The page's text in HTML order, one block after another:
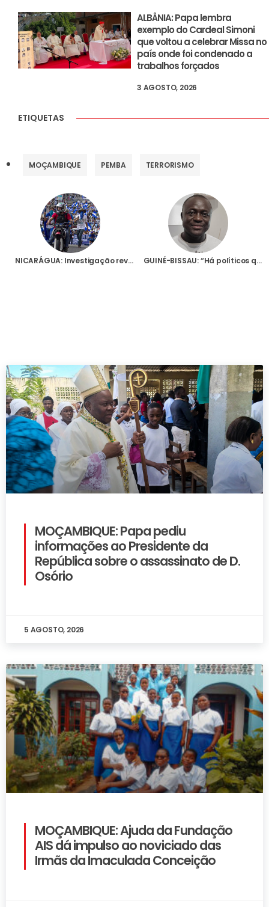
ALBÂNIA: Papa lembra
exemplo do Cardeal Simoni
que voltou a celebrar Missa no
país onde foi condenado a
trabalhos forçados
3 AGOSTO, 2026
ETIQUETAS
MOÇAMBIQUE PEMBA TERRORISMO
NICARÁGUA: Investigação revela que Igreja Católica sofreu quase 400 ataques entre 2018 e Outubro deste ano GUINÉ-BISSAU: “Há políticos que tentam transformar o país num estado islâmico”, denuncia director da rádio da Igreja
MOÇAMBIQUE: Papa pediu
informações ao Presidente da
República sobre o assassinato de D.
Osório
5 AGOSTO, 2026
MOÇAMBIQUE: Ajuda da Fundação
AIS dá impulso ao noviciado das
Irmãs da Imaculada Conceição